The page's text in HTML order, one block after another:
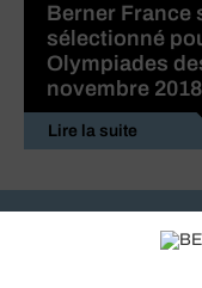
Berner France
sélectionné
Olympiades
novembre 2018
Lire la suite